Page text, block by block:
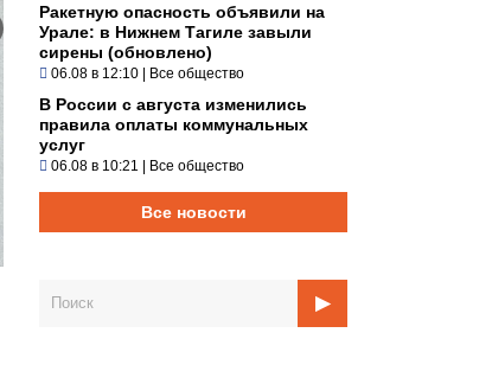
Ракетную опасность объявили на
Урале: в Нижнем Тагиле завыли
сирены (обновлено)
06.08 в 12:10 | Все общество
В России с августа изменились
правила оплаты коммунальных
услуг
06.08 в 10:21 | Все общество
Все новости